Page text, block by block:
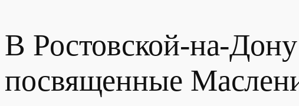
В Ростовской-на-
посвященные